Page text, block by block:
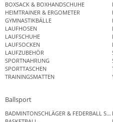
BOXSACK & BOXHANDSCHUHE
HEIMTRAINER & ERGOMETER
GYMNASTIKBÄLLE
LAUFHOSEN
LAUFSCHUHE
LAUFSOCKEN
LAUFZUBEHÖR
SPORTNAHRUNG
SPORTTASCHEN
TRAININGSMATTEN
Ballsport
BADMINTONSCHLÄGER & FEDERBALL